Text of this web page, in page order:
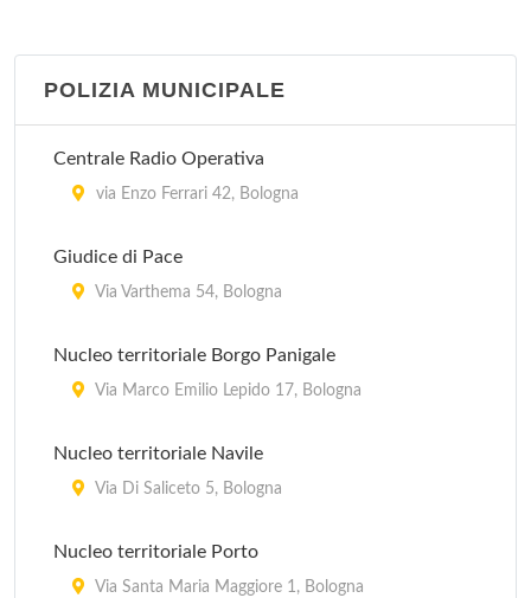
POLIZIA MUNICIPALE
Centrale Radio Operativa
via Enzo Ferrari 42, Bologna
Giudice di Pace
Via Varthema 54, Bologna
Nucleo territoriale Borgo Panigale
Via Marco Emilio Lepido 17, Bologna
Nucleo territoriale Navile
Via Di Saliceto 5, Bologna
Nucleo territoriale Porto
Via Santa Maria Maggiore 1, Bologna